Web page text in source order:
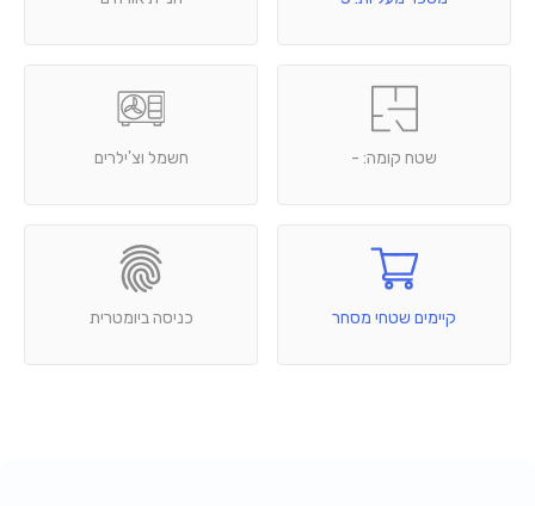
שטח קומה: - חשמל וצ'ילרים
קיימים שטחי מסחר כניסה ביומטרית